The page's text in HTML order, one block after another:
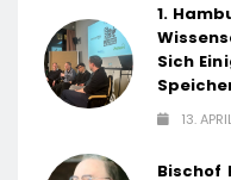
1.
Sich
13.
Bischof